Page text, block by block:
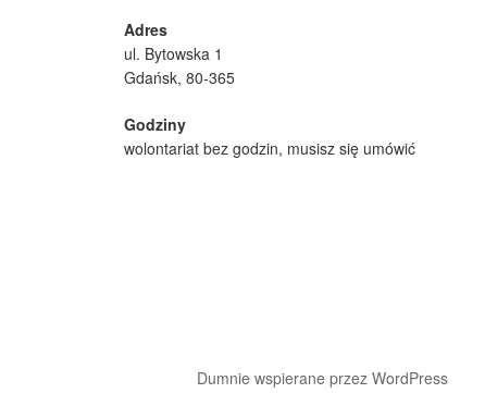
Adres
ul. Bytowska 1
Gdańsk, 80-365
Godziny
wolontariat bez godzin, musisz się umówić
Dumnie wspierane przez WordPress